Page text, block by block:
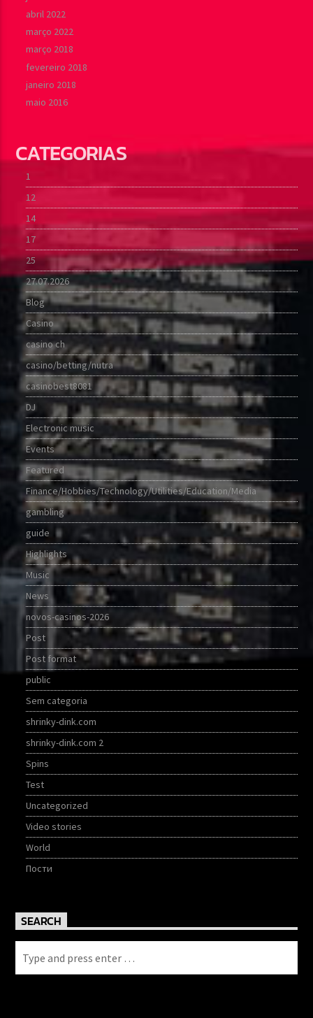
abril 2022
março 2022
março 2018
fevereiro 2018
janeiro 2018
maio 2016
CATEGORIAS
1
12
14
17
25
27.07.2026
Blog
Casino
casino ch
casino/betting/nutra
casinobest8081
DJ
Electronic music
Events
Featured
Finance/Hobbies/Technology/Utilities/Education/Media
gambling
guide
Highlights
Music
News
novos-casinos-2026
Post
Post format
public
Sem categoria
shrinky-dink.com
shrinky-dink.com 2
Spins
Test
Uncategorized
Video stories
World
Пости
SEARCH